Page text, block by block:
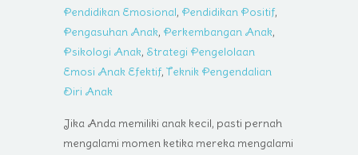
Pendidikan Emosional, Pendidikan Positif,
Pengasuhan Anak, Perkembangan Anak,
Psikologi Anak, Strategi Pengelolaan
Emosi Anak Efektif, Teknik Pengendalian
Diri Anak
Jika Anda memiliki anak kecil, pasti pernah
mengalami momen ketika mereka mengalami